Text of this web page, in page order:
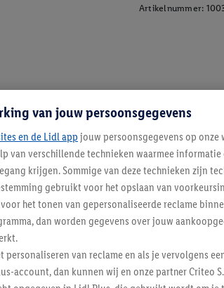
Artikelnummer:
van jouw persoonsgegevens
en de Lidl app jouw persoonsgegevens op onze
van verschillende technieken waarmee
krijgen. Sommige van deze technieken zijn
gebruikt voor het opslaan van
het tonen van gepersonaliseerde reclame
dan worden gegevens over jouw
van reclame en als je vervolgens
account, dan kunnen wij en onze partner Criteo